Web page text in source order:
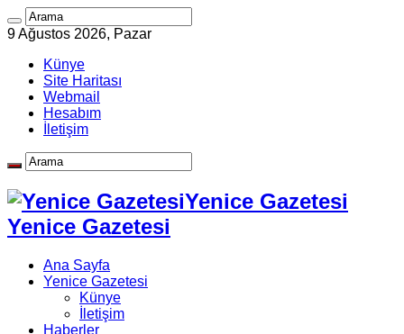
9 Ağustos 2026, Pazar
Künye
Site Haritası
Webmail
Hesabım
İletişim
Yenice Gazetesi
Yenice Gazetesi
Ana Sayfa
Yenice Gazetesi
Künye
İletişim
Haberler